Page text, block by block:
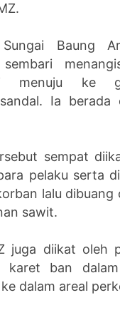
Baung
sembari
menuju ke
Ia berada
sempat
pelaku serta
lalu dibuang
sawit.
juga diikat oleh
karet ban
dalam areal